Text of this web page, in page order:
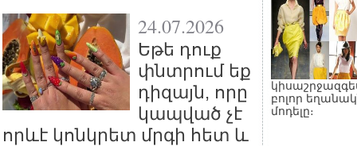
24.07.2026
Եթե դուք
փնտրում եք
դիզայն, որը
կապված չէ
որևէ կոնկրետ մրգի հետ և
բոլոր
մոդելը։